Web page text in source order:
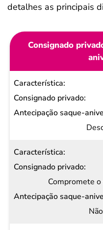
detalhes as principais
Consignado
Característica
Consignado
privado
aniversário
Compromete